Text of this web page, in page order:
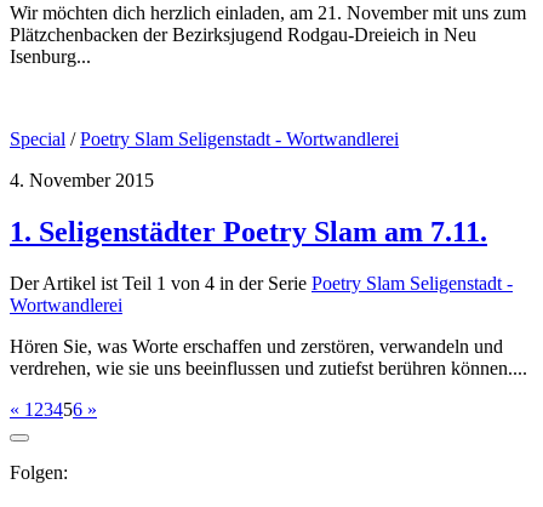
Wir möchten dich herzlich einladen, am 21. November mit uns zum
Plätzchenbacken der Bezirksjugend Rodgau-Dreieich in Neu
Isenburg...
Special /Poetry Slam Seligenstadt - Wortwandlerei
4. November 2015
1. Seligenstädter Poetry Slam am 7.11.
Der Artikel ist Teil 1 von 4 in der Serie Poetry Slam Seligenstadt -
Wortwandlerei
Hören Sie, was Worte erschaffen und zerstören, verwandeln und
verdrehen, wie sie uns beeinflussen und zutiefst berühren können....
« 1 23456 »
Folgen: